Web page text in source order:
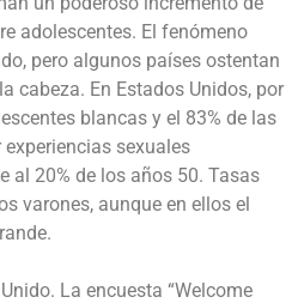
adolescentes. El fenómeno
pero algunos países ostentan
cabeza. En Estados Unidos, por
blancas y el 83% de las
sexuales
al 20% de los años 50. Tasas
varones, aunque en ellos el
La encuesta “Welcome